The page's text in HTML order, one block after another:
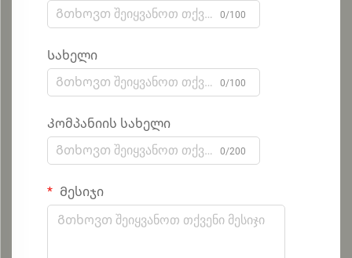
0/100
Სახელი
0/100
Კომპანიის სახელი
0/200
Მესიჯი